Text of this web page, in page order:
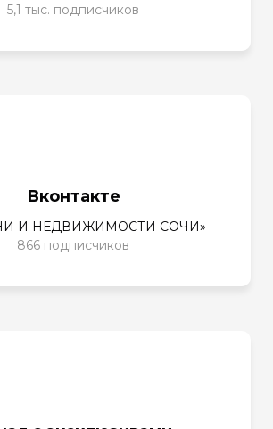
5,1 тыс. подписчиков
Вконтакте
И НЕДВИЖИМОСТИ СОЧИ»
866 подписчиков